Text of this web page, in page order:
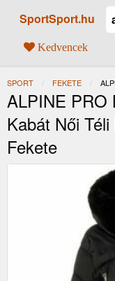
SportSport.hu
Kedvencek
SPORT FEKETE
ALPINE PRO
Kabát Női
Fekete